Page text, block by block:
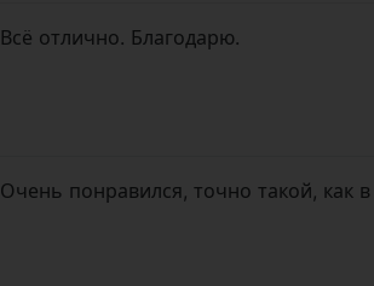
Всё отлично. Благодарю.
Очень понравился, точно такой, как